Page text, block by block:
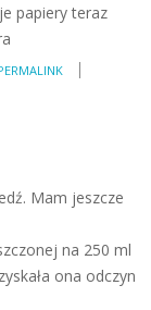
papiery teraz
Mam jeszcze
na 250 ml
ona odczyn